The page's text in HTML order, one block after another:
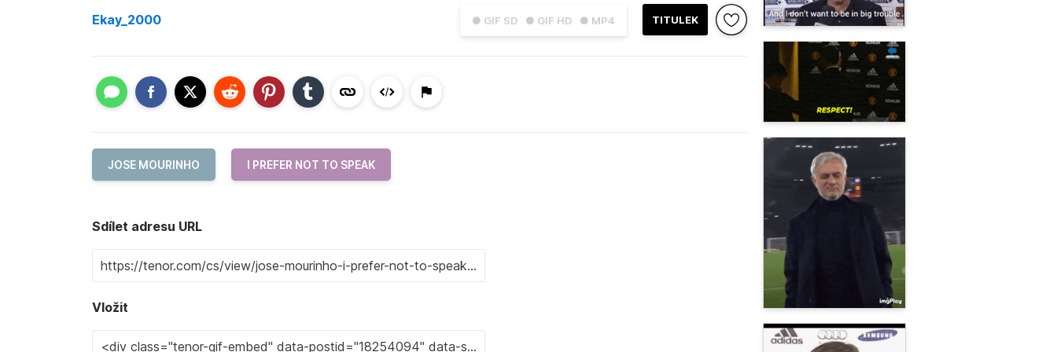
● GIF SD ● GIF HD ● MP4 TITULEK
Ekay_2000
JOSE MOURINHO I PREFER NOT TO SPEAK
Sdílet adresu URL
Vložit